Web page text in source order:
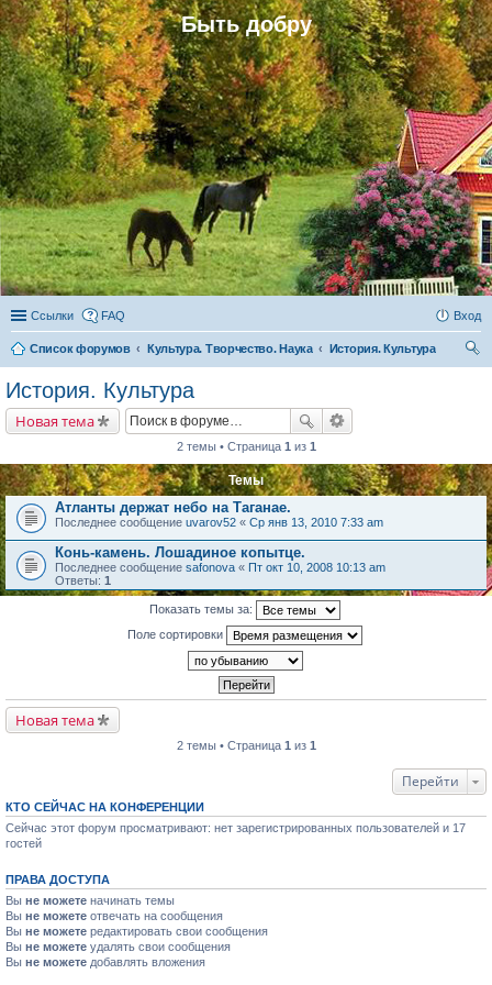
Быть добру
Ссылки FAQ Вход
Список форумов Культура. Творчество. Наука
История. Культура
История. Культура
Новая тема
2 темы • Страница 1 из 1
Темы
Атланты держат небо на Таганае.
Последнее сообщение uvarov52 « Ср янв 13, 2010 7:33 am
Конь-камень. Лошадиное копытце.
Последнее сообщение safonova « Пт окт 10, 2008 10:13 am
Ответы: 1
Показать темы за:
Поле сортировки
Новая тема
2 темы • Страница 1 из 1
Перейти
КТО СЕЙЧАС НА КОНФЕРЕНЦИИ
Сейчас этот форум просматривают: нет зарегистрированных пользователей и 17
гостей
ПРАВА ДОСТУПА
Вы не можете начинать темы
Вы не можете отвечать на сообщения
Вы не можете редактировать свои сообщения
Вы не можете удалять свои сообщения
Вы не можете добавлять вложения